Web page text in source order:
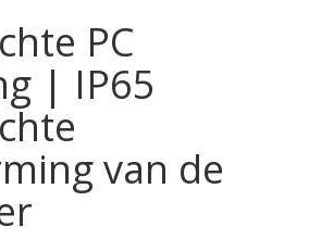
PC
| IP65
van de